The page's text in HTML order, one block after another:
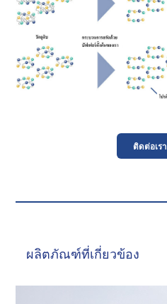
ติดต่อเรา
ผลิตภัณฑ์ที่เกี่ยวข้อง